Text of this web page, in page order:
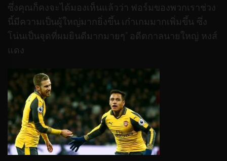
ซึ่งคุณก็คงจะได้มองเห็นแล้วว่า ฟอร์มของพวกเราช่วง
นี้มีความเป็นผู้ใหญ่มากยิ่งขึ้น เก๋าเกมมากเพิ่มขึ้น ซึ่ง
โน่นเป็นจุดที่ผมยินดีมากมายๆ” อดีตกาลนายใหญ่ หงส์
แดง